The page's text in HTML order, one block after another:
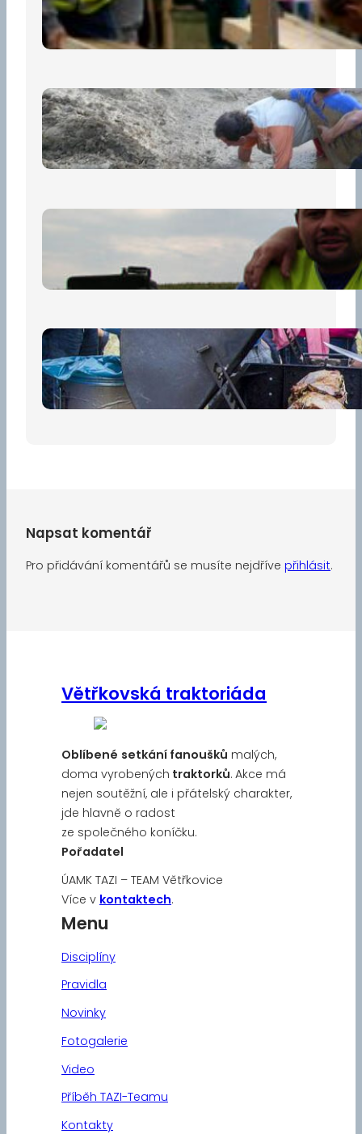
13 července, 2026
„Prase za prase“: Kdo doběhne
první, vyhraje!
30 června, 2026
Bezpečnost na prvním místě
15 května, 2026
Pro diváky
30 dubna, 2026
Napsat komentář
Pro přidávání komentářů se musíte nejdříve přihlásit.
Větřkovská traktoriáda
Oblíbené setkání fanoušků malých,
doma vyrobených traktorků. Akce má
nejen soutěžní, ale i přátelský charakter,
jde hlavně o radost
ze společného koníčku.
Pořadatel
ÚAMK TAZI – TEAM Větřkovice
Více v kontaktech.
Menu
Disciplíny
Pravidla
Novinky
Fotogalerie
Video
Příběh TAZI-Teamu
Kontakty